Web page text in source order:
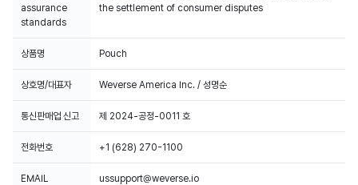
assurance
standards
the settlement of consumer disputes
상품명 Pouch
상호명/대표자 Weverse America Inc. / 성명순
통신판매업 신고 제 2024-공정-0011 호
전화번호 +1 (628) 270-1100
EMAIL ussupport@weverse.io